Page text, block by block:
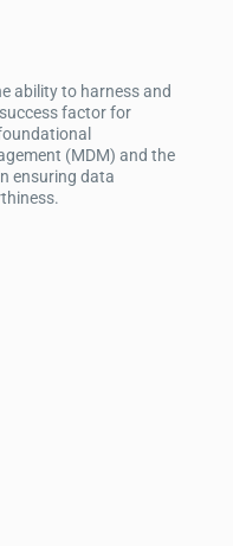
ability to harness and
factor for
(MDM) and the
ensuring data